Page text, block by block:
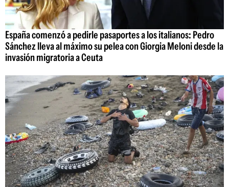
España comenzó a pedirle pasaportes a los italianos: Pedro
Sánchez lleva al máximo su pelea con Giorgia Meloni desde la
invasión migratoria a Ceuta